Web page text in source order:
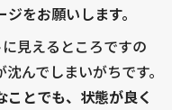
をお願いします。
見えるところですの
んでしまいがちです。
ことでも、状態が良く